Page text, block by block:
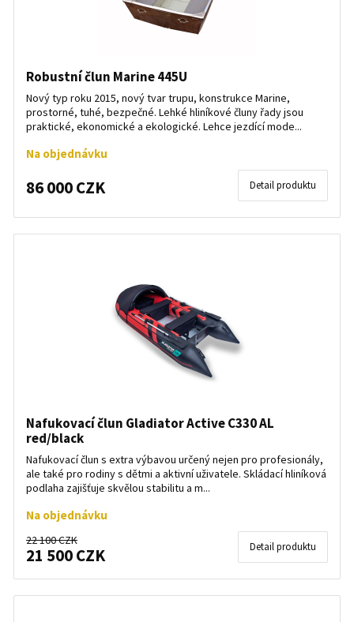
Robustní člun Marine 445U
Nový typ roku 2015, nový tvar trupu, konstrukce Marine,
prostorné, tuhé, bezpečné. Lehké hliníkové čluny řady jsou
praktické, ekonomické a ekologické. Lehce jezdící mode...
Na objednávku
86 000 CZK Detail produktu
Nafukovací člun Gladiator Active C330 AL
red/black
Nafukovací člun s extra výbavou určený nejen pro profesionály,
ale také pro rodiny s dětmi a aktivní uživatele. Skládací hliníková
podlaha zajišťuje skvělou stabilitu a m...
Na objednávku
22 100 CZK
21 500 CZK Detail produktu